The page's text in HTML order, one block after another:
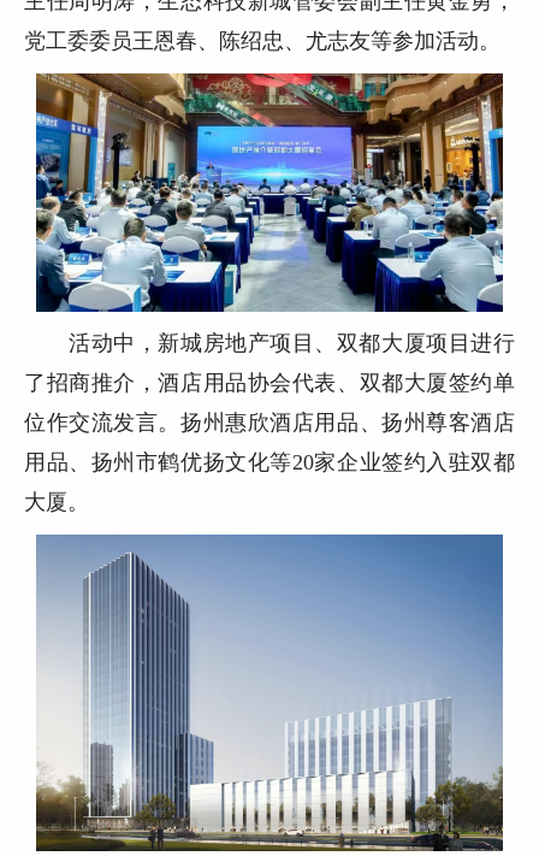
党工委委员王恩春、陈绍忠、尤志友等参加活动。
活动中，新城房地产项目、双都大厦项目进行
了招商推介，酒店用品协会代表、双都大厦签约单
位作交流发言。扬州惠欣酒店用品、扬州尊客酒店
用品、扬州市鹤优扬文化等20家企业签约入驻双都
大厦。